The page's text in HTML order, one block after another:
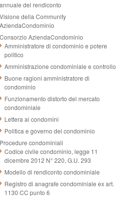
annuale del rendiconto
Visione della Community
AziendaCondominio
Consorzio AziendaCondominio
Amministratore di condominio e potere
politico
Amministrazione condominiale e controllo
Buone ragioni amministratore di
condominio
Funzionamento distorto del mercato
condominiale
Lettera ai condomini
Politica e governo del condominio
Procedure condominiali
Codice civile condominio, legge 11
dicembre 2012 N° 220, G.U. 293
Modello di rendiconto condominiale
Registro di anagrafe condominiale ex art.
1130 CC punto 6